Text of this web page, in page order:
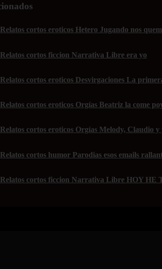
Relatos cortos eroticos Hetero Jugando nos
Relatos cortos ficcion Narrativa Libre era yo
Relatos cortos eroticos Desvirgaciones La
Relatos cortos eroticos Orgías Beatriz la come
Relatos cortos eroticos Orgías Melody, Claudio y
Relatos cortos humor Parodias esos emails
Relatos cortos ficcion Narrativa Libre HOY HE